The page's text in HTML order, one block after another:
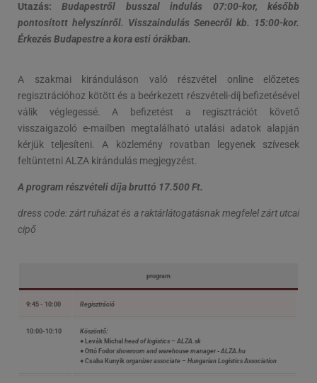
Utazás:Budapestről busszal indulás 07:00-kor, később
pontosított helyszínről. Visszaindulás Senecről kb. 15:00-kor.
Érkezés Budapestre a kora esti órákban.
A szakmai kiránduláson való részvétel online előzetes
regisztrációhoz kötött és a beérkezett részvételi-díj befizetésével
válik véglegessé. A befizetést a regisztrációt követő
visszaigazoló e-mailben megtalálható utalási adatok alapján
kérjük teljesíteni. A közlemény rovatban legyenek szívesek
feltüntetni ALZA kirándulás megjegyzést.
A program részvételi díja bruttó 17.500 Ft.
dress code: zárt ruházat és a raktárlátogatásnak megfelel zárt utcai
cipő
program
9:45 - 10:00 Regisztráció
10:00-10:10
Köszöntő:
● Levák Michal head of logistics – ALZA.sk
● Ottó Fodor showroom and warehouse manager - ALZA.hu
● Csaba Kunyik organizer associate – Hungarian Logistics Association